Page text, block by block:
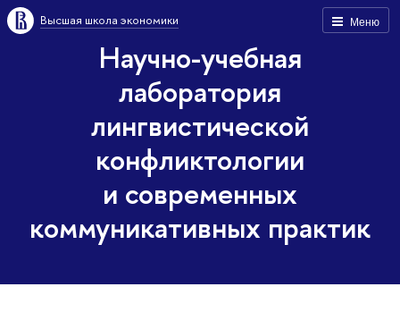
Меню
Высшая школа экономики
Научно-учебная
лаборатория
лингвистической
конфликтологии
и современных
коммуникативных практик